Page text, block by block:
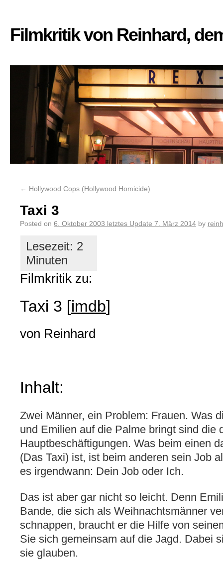
Filmkritik von Reinhard,
← Hollywood Cops (Hollywood Homicide)
Taxi 3
Posted on 6. Oktober 2003 letztes Update 7. März 2014 by
Filmkritik zu:
Taxi 3 [imdb]
von Reinhard
Inhalt:
Zwei Männer, ein Problem: Frauen. Was
und Emilien auf die Palme bringt sind die
Hauptbeschäftigungen. Was beim einen
(Das Taxi) ist, ist beim anderen sein Job
es irgendwann: Dein Job oder Ich.
Das ist aber gar nicht so leicht. Denn
Bande, die sich als Weihnachtsmänner
schnappen, braucht er die Hilfe von
Sie sich gemeinsam auf die Jagd. Dabei
sie glauben.